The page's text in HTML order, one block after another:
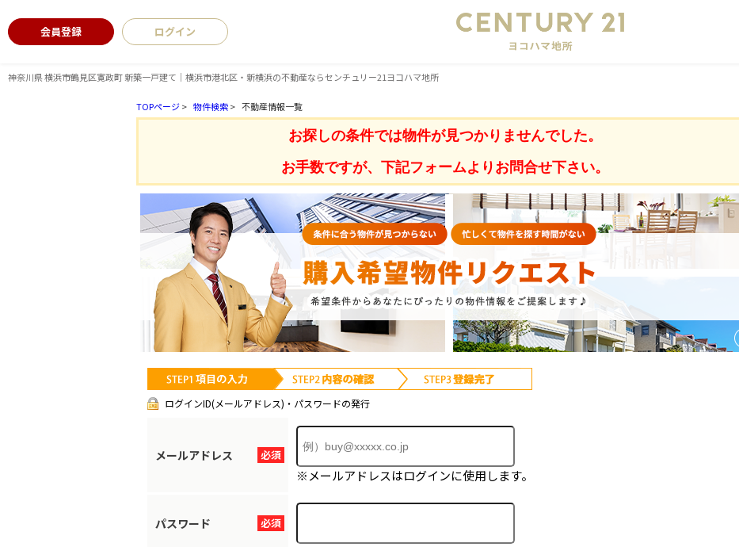
神奈川県 横浜市鶴見区寛政町 新築一戸建て｜横浜市港北区・新横浜の不動産ならセンチュリー21ヨコハマ地所
会員登録 ログイン
TOPページ> 物件検索> 不動産情報一覧
お探しの条件では物件が見つかりませんでした。
お手数ですが、下記フォームよりお問合せ下さい。
ログインID(メールアドレス)・パスワードの発行
必須
メールアドレス
※メールアドレスはログインに使用します。
必須
パスワード